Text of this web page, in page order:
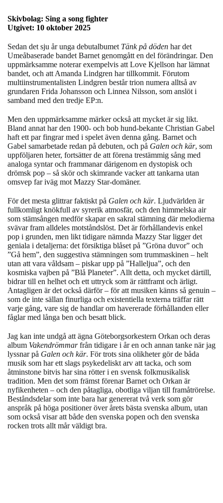
Skivbolag: Sing a song fighter
Utgivet: 10 oktober 2025
Sedan det sju år unga debutalbumet Tänk på döden har det
Umeåbaserade bandet Barnet genomgått en del förändringar. Den
uppmärksamme noterar exempelvis att Love Kjellson har lämnat
bandet, och att Amanda Lindgren har tillkommit. Förutom
multiinstrumentalisten Lindgren består trion numera alltså av
grundaren Frida Johansson och Linnea Nilsson, som anslöt i
samband med den tredje EP:n.
Men den uppmärksamme märker också att mycket är sig likt.
Bland annat har den 1900- och bob hund-bekante Christian Gabel
haft ett par fingrar med i spelet även denna gång. Barnet och
Gabel samarbetade redan på debuten, och på Galen och kär, som
uppföljaren heter, fortsätter de att förena trestämmig sång med
analoga syntar och frammanar därigenom en dystopisk och
drömsk pop – så skör och skimrande vacker att tankarna utan
omsvep far iväg mot Mazzy Star-domäner.
För det mesta glittrar faktiskt på Galen och kär. Ljudvärlden är
fullkomligt knökfull av syrerik atmosfär, och den himmelska air
som stämsången medför skapar en sakral stämning där melodierna
svävar fram alldeles motståndslöst. Det är förhållandevis enkel
pop i grunden, men likt tidigare nämnda Mazzy Star ligger det
geniala i detaljerna: det försiktiga blåset på ”Gröna duvor” och
”Gå hem”, den suggestiva stämningen som trummaskinen – helt
utan att vara våldsam – piskar upp på ”Halleljua”, och den
kosmiska vajben på ”Blå Planeter”. Allt detta, och mycket därtill,
bidrar till en helhet och ett uttryck som är rättframt och ärligt.
Antagligen är det också därför – för att musiken känns så genuin –
som de inte sällan finurliga och existentiella texterna träffar rätt
varje gång, vare sig de handlar om havererade förhållanden eller
fåglar med långa ben och besatt blick.
Jag kan inte undgå att ägna Göteborgsorkestern Orkan och deras
album Vakendrömmarfrån tidigare i år en och annan tanke när jag
lyssnar på Galen och kär. För trots sina olikheter gör de båda
musik som har ett slags psykedeliskt arv att tacka, och som
åtminstone bitvis har sina rötter i en svensk folkmusikalisk
tradition. Men det som främst förenar Barnet och Orkan är
nyfikenheten – och den påtagliga, obotliga viljan till framåtrörelse.
Beståndsdelar som inte bara har genererat två verk som gör
anspråk på höga positioner över årets bästa svenska album, utan
som också visar att både den svenska popen och den svenska
rocken trots allt mår väldigt bra.